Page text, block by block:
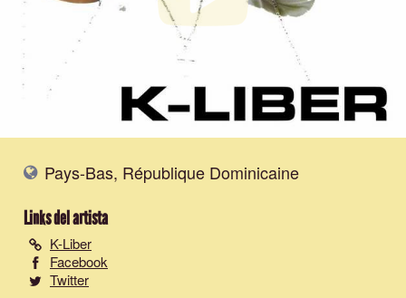
Pays-Bas, République Dominicaine
Links del artista
K-Liber
Facebook
Twitter